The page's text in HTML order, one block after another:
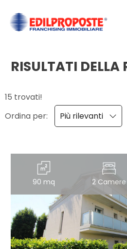
RISULTATI DELLA
15 trovati!
Ordina per:
Più rilevanti
90 mq 2 Camere
HOME
AFFILIATI
AFFITTO
ACQUISIZIONE
LAVORA
CON
Codice
Contratto
Qualsiasi
Affitto
Scegli
dove
cercare
Monza e Brianza